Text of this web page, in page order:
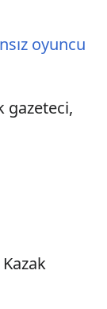
oyuncu
gazeteci,